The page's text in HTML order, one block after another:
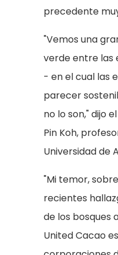
precedente
"Vemos una
verde entre las
- en el cual las
parecer
no lo son," dijo
Pin Koh,
Universidad de
"Mi temor,
recientes
de los bosques
United Cacao